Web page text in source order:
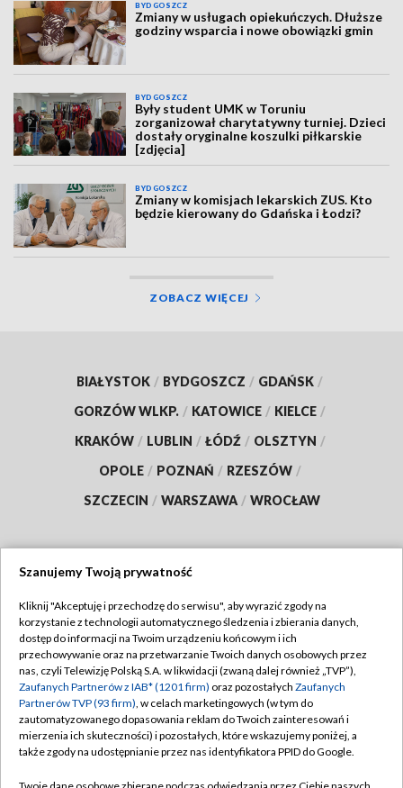
BYDGOSZCZ
Zmiany w usługach opiekuńczych. Dłuższe
godziny wsparcia i nowe obowiązki gmin
BYDGOSZCZ
Były student UMK w Toruniu
zorganizował charytatywny turniej. Dzieci
dostały oryginalne koszulki piłkarskie
[zdjęcia]
BYDGOSZCZ
Zmiany w komisjach lekarskich ZUS. Kto
będzie kierowany do Gdańska i Łodzi?
ZOBACZ WIĘCEJ
BIAŁYSTOK / BYDGOSZCZ / GDAŃSK /
GORZÓW WLKP. / KATOWICE / KIELCE /
KRAKÓW / LUBLIN / ŁÓDŹ / OLSZTYN /
OPOLE / POZNAŃ / RZESZÓW /
SZCZECIN / WARSZAWA / WROCŁAW
TVP
Abonament TVP
Emisja w TVP
Centrum informacji TVP
Naziemna Telewizja Cyfrowa
Regulamin TVP
Polityka prywatności
Moje zgody
Pomoc
Szanujemy Twoją prywatność
Kliknij "Akceptuję i przechodzę do serwisu", aby wyrazić zgody na
korzystanie z technologii automatycznego śledzenia i zbierania danych,
dostęp do informacji na Twoim urządzeniu końcowym i ich
przechowywanie oraz na przetwarzanie Twoich danych osobowych przez
nas, czyli Telewizję Polską S.A. w likwidacji (zwaną dalej również „TVP”),
Zaufanych Partnerów z IAB* (1201 firm) oraz pozostałych Zaufanych
Partnerów TVP (93 firm), w celach marketingowych (w tym do
zautomatyzowanego dopasowania reklam do Twoich zainteresowań i
mierzenia ich skuteczności) i pozostałych, które wskazujemy poniżej, a
także zgody na udostępnianie przez nas identyfikatora PPID do Google.